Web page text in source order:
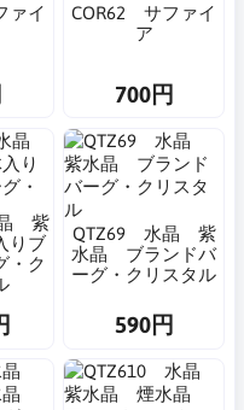
ァイ
COR62 サファイ
ア
700円
紫
りブ
・ク
QTZ69 水晶 紫
水晶 ブランドバ
ーグ・クリスタル
590円